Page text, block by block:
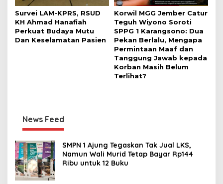
Survei LAM-KPRS, RSUD
KH Ahmad Hanafiah
Perkuat Budaya Mutu
Dan Keselamatan Pasien
Korwil MGG Jember Catur
Teguh Wiyono Soroti
SPPG 1 Karangsono: Dua
Pekan Berlalu, Mengapa
Permintaan Maaf dan
Tanggung Jawab kepada
Korban Masih Belum
Terlihat?
News Feed
SMPN 1 Ajung Tegaskan Tak Jual LKS,
Namun Wali Murid Tetap Bayar Rp144
Ribu untuk 12 Buku